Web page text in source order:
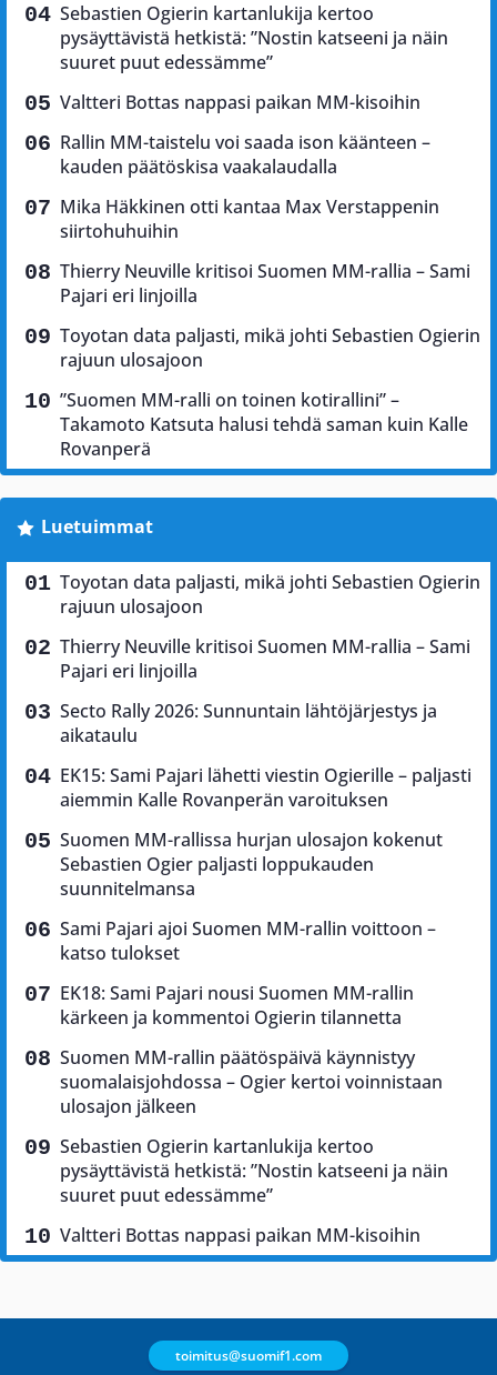
Sebastien Ogierin kartanlukija kertoo
pysäyttävistä hetkistä: ”Nostin katseeni ja näin
suuret puut edessämme”
Valtteri Bottas nappasi paikan MM-kisoihin
Rallin MM-taistelu voi saada ison käänteen –
kauden päätöskisa vaakalaudalla
Mika Häkkinen otti kantaa Max Verstappenin
siirtohuhuihin
Thierry Neuville kritisoi Suomen MM-rallia – Sami
Pajari eri linjoilla
Toyotan data paljasti, mikä johti Sebastien Ogierin
rajuun ulosajoon
”Suomen MM-ralli on toinen kotirallini” –
Takamoto Katsuta halusi tehdä saman kuin Kalle
Rovanperä
Luetuimmat
Toyotan data paljasti, mikä johti Sebastien Ogierin
rajuun ulosajoon
Thierry Neuville kritisoi Suomen MM-rallia – Sami
Pajari eri linjoilla
Secto Rally 2026: Sunnuntain lähtöjärjestys ja
aikataulu
EK15: Sami Pajari lähetti viestin Ogierille – paljasti
aiemmin Kalle Rovanperän varoituksen
Suomen MM-rallissa hurjan ulosajon kokenut
Sebastien Ogier paljasti loppukauden
suunnitelmansa
Sami Pajari ajoi Suomen MM-rallin voittoon –
katso tulokset
EK18: Sami Pajari nousi Suomen MM-rallin
kärkeen ja kommentoi Ogierin tilannetta
Suomen MM-rallin päätöspäivä käynnistyy
suomalaisjohdossa – Ogier kertoi voinnistaan
ulosajon jälkeen
Sebastien Ogierin kartanlukija kertoo
pysäyttävistä hetkistä: ”Nostin katseeni ja näin
suuret puut edessämme”
Valtteri Bottas nappasi paikan MM-kisoihin
toimitus@suomif1.com